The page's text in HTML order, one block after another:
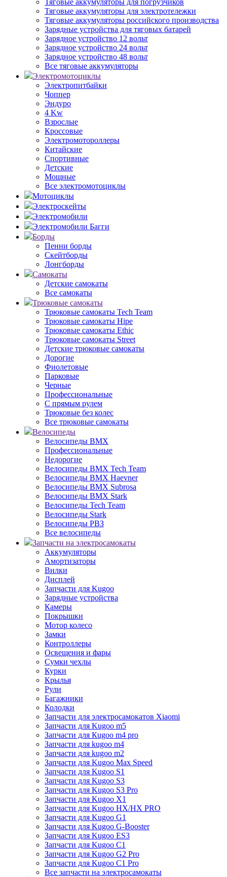
Тяговые аккумуляторы для погрузчиков
Тяговые аккумуляторы для электротележки
Тяговые аккумуляторы российского производства
Зарядные устройства для тяговых батарей
Зарядное устройство 12 вольт
Зарядное устройство 24 вольт
Зарядное устройство 48 вольт
Все тяговые аккумуляторы
Электромотоциклы
Электропитбайки
Чоппер
Эндуро
4 Kw
Взрослые
Кроссовые
Электромотороллеры
Китайские
Спортивные
Детские
Мощные
Все электромотоциклы
Мотоциклы
Электроскейты
Электромобили
Электромобили Багги
Борды
Пенни борды
Скейтборды
Лонгборды
Самокаты
Детские самокаты
Все самокаты
Трюковые самокаты
Трюковые самокаты Tech Team
Трюковые самокаты Hipe
Трюковые самокаты Ethic
Трюковые самокаты Street
Детские трюковые самокаты
Дорогие
Фиолетовые
Парковые
Черные
Профессиональные
С прямым рулем
Трюковые без колес
Все трюковые самокаты
Велосипеды
Велосипеды BMX
Профессиональные
Недорогие
Велосипеды BMX Tech Team
Велосипеды BMX Haevner
Велосипеды BMX Subrosa
Велосипеды BMX Stark
Велосипеды Tech Team
Велосипеды Stark
Велосипеды РВЗ
Все велосипеды
Запчасти на электросамокаты
Аккумуляторы
Амортизаторы
Вилки
Дисплей
Запчасти для Kugoo
Зарядные устройства
Камеры
Покрышки
Мотор колесо
Замки
Контроллеры
Освещения и фары
Сумки чехлы
Курки
Крылья
Рули
Багажники
Колодки
Запчасти для электросамокатов Xiaomi
Запчасти для Kugoo m5
Запчасти для Кugoo m4 pro
Запчасти для kugoo m4
Запчасти для kugoo m2
Запчасти для Kugoo Max Speed
Запчасти для Kugoo S1
Запчасти для Kugoo S3
Запчасти для Kugoo S3 Pro
Запчасти для Kugoo X1
Запчасти для Kugoo HX/HX PRO
Запчасти для Kugoo G1
Запчасти для Kugoo G-Booster
Запчасти для Kugoo ES3
Запчасти для Kugoo C1
Запчасти для Kugoo G2 Pro
Запчасти для Kugoo C1 Pro
Все запчасти на электросамокаты